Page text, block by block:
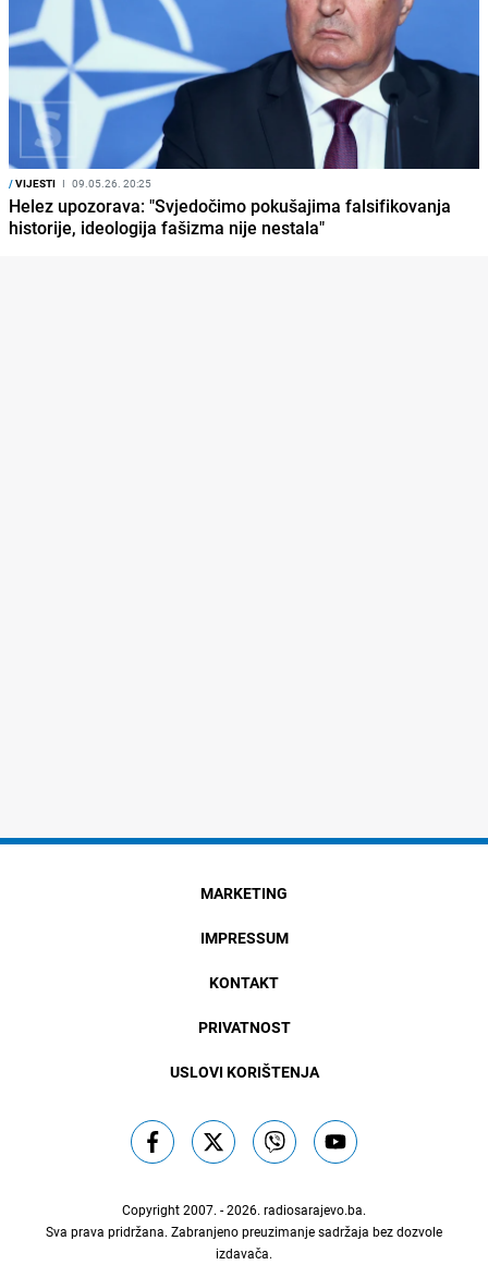
/VIJESTI I 09.05.26. 20:25
Helez upozorava: "Svjedočimo pokušajima falsifikovanja
historije, ideologija fašizma nije nestala"
MARKETING
IMPRESSUM
KONTAKT
PRIVATNOST
USLOVI KORIŠTENJA
Copyright 2007. - 2026. radiosarajevo.ba.
Sva prava pridržana. Zabranjeno preuzimanje sadržaja bez dozvole
izdavača.